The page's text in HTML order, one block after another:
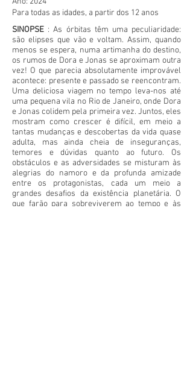
Para todas as idades, a partir dos 12 anos
SINOPSE : As órbitas têm uma peculiaridade:
são elipses que vão e voltam. Assim, quando
menos se espera, numa artimanha do destino,
os rumos de Dora e Jonas se aproximam outra
vez! O que parecia absolutamente improvável
acontece: presente e passado se reencontram.
Uma deliciosa viagem no tempo leva-nos até
uma pequena vila no Rio de Janeiro, onde Dora
e Jonas colidem pela primeira vez. Juntos, eles
mostram como crescer é difícil, em meio a
tantas mudanças e descobertas da vida quase
adulta, mas ainda cheia de inseguranças,
temores e dúvidas quanto ao futuro. Os
obstáculos e as adversidades se misturam às
alegrias do namoro e da profunda amizade
entre os protagonistas, cada um meio a
grandes desafios da existência planetária. O
que farão para sobreviverem ao tempo e às